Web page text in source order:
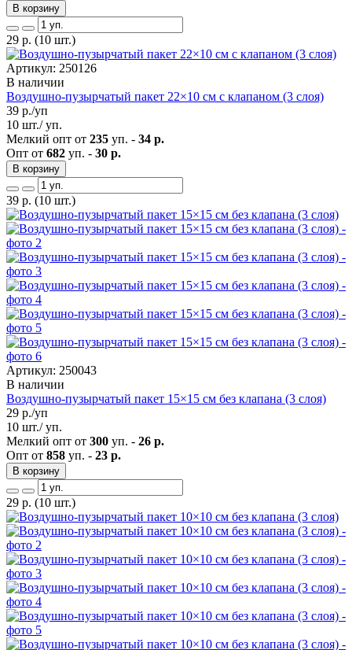
В корзину
29 р. (10 шт.)
Артикул: 250126
В наличии
Воздушно-пузырчатый пакет 22×10 см с клапаном (3 слоя)
39 р./уп
10 шт./ уп.
Мелкий опт от 235 уп. - 34 р.
Опт от 682 уп. - 30 р.
В корзину
39 р. (10 шт.)
Артикул: 250043
В наличии
Воздушно-пузырчатый пакет 15×15 см без клапана (3 слоя)
29 р./уп
10 шт./ уп.
Мелкий опт от 300 уп. - 26 р.
Опт от 858 уп. - 23 р.
В корзину
29 р. (10 шт.)